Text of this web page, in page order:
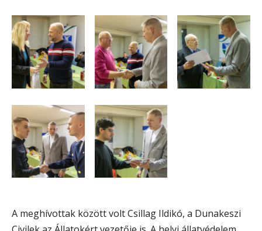
A meghívottak között volt Csillag Ildikó, a Dunakeszi